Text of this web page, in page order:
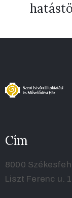
Cím
8000
Liszt Ferenc u.